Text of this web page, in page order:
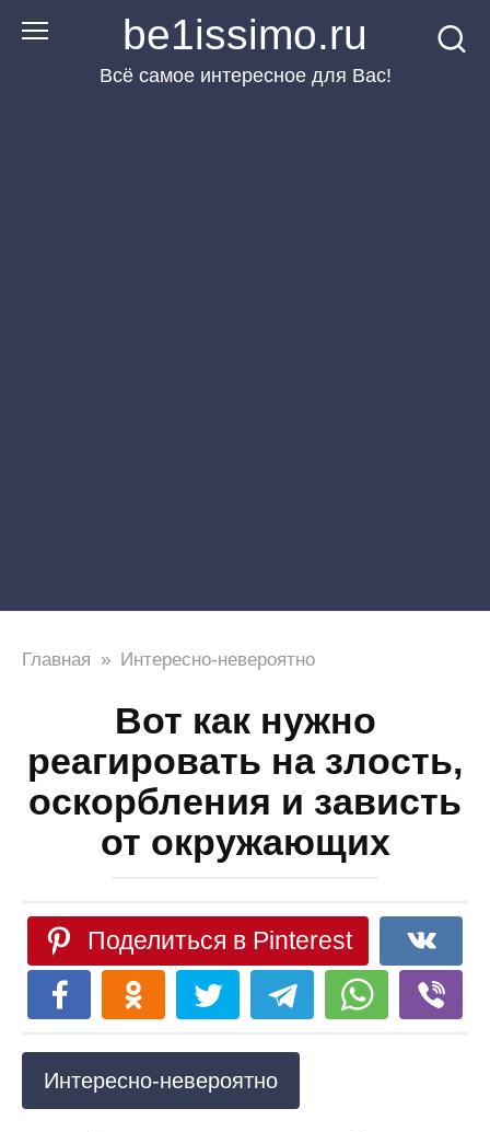
Перейти
be1issimo.ru
Всё самое интересное для Вас!
Главная » Интересно-невероятно
Вот как нужно
реагировать на злость,
оскорбления и зависть
от окружающих
Поделиться в Pinterest
Интересно-невероятно